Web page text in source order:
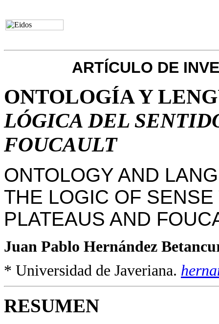
ARTÍCULO DE
ONTOLOGÍA Y
LÓGICA DEL
FOUCAULT
ONTOLOGY AND
THE LOGIC OF
PLATEAUS AND
Juan Pablo Hernández
* Universidad de Javeriana.
RESUMEN